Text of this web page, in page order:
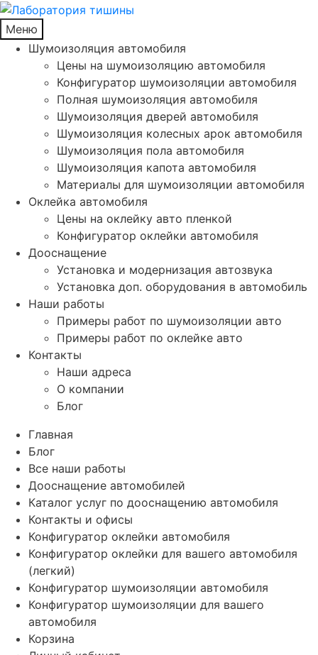
Меню
Шумоизоляция автомобиля
Цены на шумоизоляцию автомобиля
Конфигуратор шумоизоляции автомобиля
Полная шумоизоляция автомобиля
Шумоизоляция дверей автомобиля
Шумоизоляция колесных арок автомобиля
Шумоизоляция пола автомобиля
Шумоизоляция капота автомобиля
Материалы для шумоизоляции автомобиля
Оклейка автомобиля
Цены на оклейку авто пленкой
Конфигуратор оклейки автомобиля
Дооснащение
Установка и модернизация автозвука
Установка доп. оборудования в автомобиль
Наши работы
Примеры работ по шумоизоляции авто
Примеры работ по оклейке авто
Контакты
Наши адреса
О компании
Блог
Главная
Блог
Все наши работы
Дооснащение автомобилей
Каталог услуг по дооснащению автомобиля
Контакты и офисы
Конфигуратор оклейки автомобиля
Конфигуратор оклейки для вашего автомобиля
(легкий)
Конфигуратор шумоизоляции автомобиля
Конфигуратор шумоизоляции для вашего
автомобиля
Корзина